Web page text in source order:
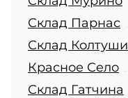
Склад Парнас
Склад Колтуши
Красное Село
Склад Гатчина